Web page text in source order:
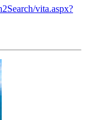
vita.aspx?